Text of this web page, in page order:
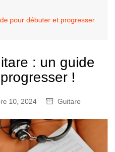
pour débuter et progresser
: un guide
!
10, 2024 Guitare